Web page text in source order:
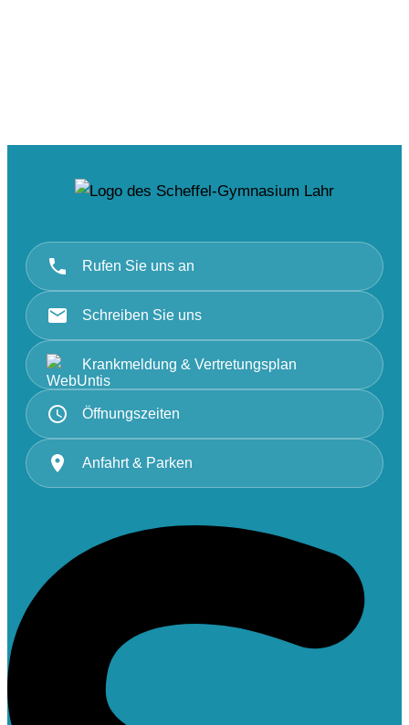
Rufen Sie uns an
Schreiben Sie uns
Krankmeldung & Vertretungsplan
Öffnungszeiten
Anfahrt & Parken